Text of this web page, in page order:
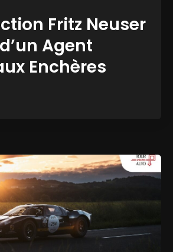
Fritz Neuser
Agent
Enchères